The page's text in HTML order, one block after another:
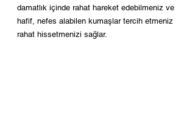
damatlık içinde rahat hareket edebilmeniz ve
hafif, nefes alabilen kumaşlar tercih etmeniz
rahat hissetmenizi sağlar.